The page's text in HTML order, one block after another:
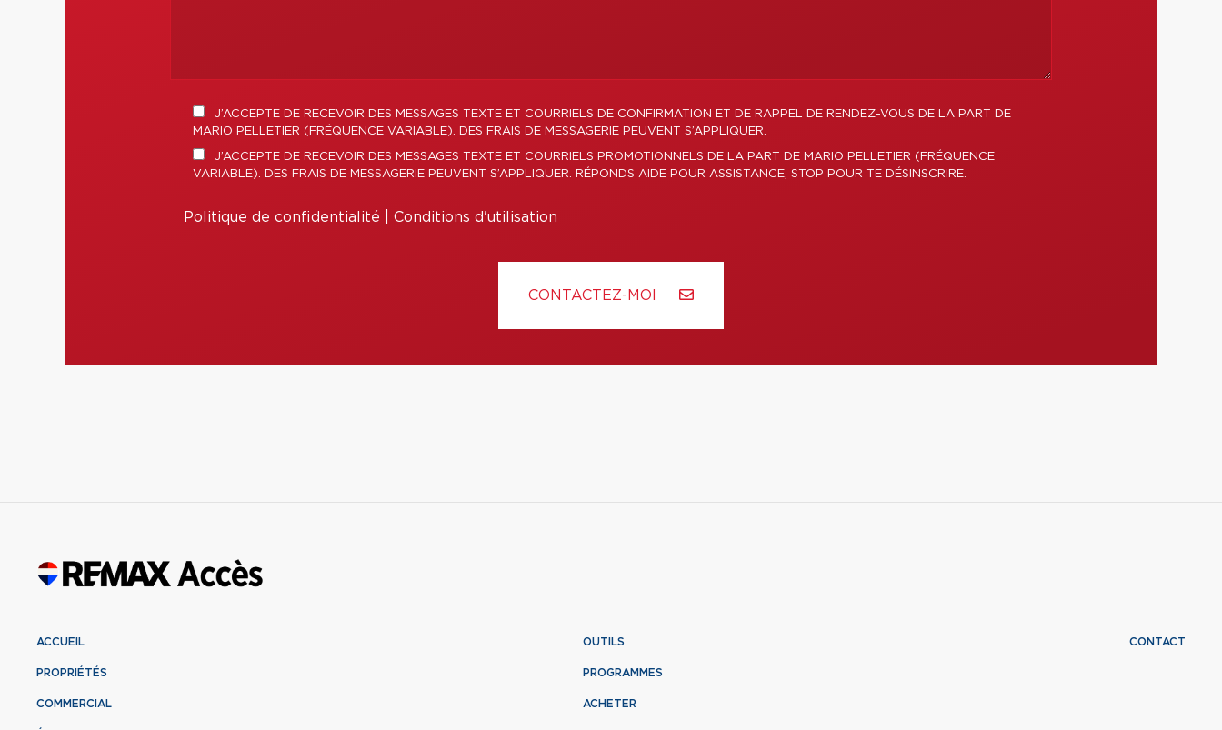
J’ACCEPTE DE RECEVOIR DES MESSAGES TEXTE ET COURRIELS DE CONFIRMATION ET DE RAPPEL DE RENDEZ-VOUS DE LA PART DE
MARIO PELLETIER (FRÉQUENCE VARIABLE). DES FRAIS DE MESSAGERIE PEUVENT S’APPLIQUER.
J’ACCEPTE DE RECEVOIR DES MESSAGES TEXTE ET COURRIELS PROMOTIONNELS DE LA PART DE MARIO PELLETIER (FRÉQUENCE
VARIABLE). DES FRAIS DE MESSAGERIE PEUVENT S’APPLIQUER. RÉPONDS AIDE POUR ASSISTANCE, STOP POUR TE DÉSINSCRIRE.
Politique de confidentialité Conditions d'utilisation
CONTACTEZ-MOI
ACCUEIL
PROPRIÉTÉS
COMMERCIAL
OUTILS
PROGRAMMES
ACHETER
CONTACT